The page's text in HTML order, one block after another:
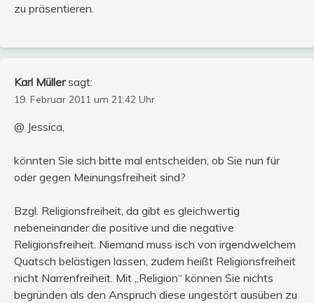
zu präsentieren.
Karl Müller sagt:
19. Februar 2011 um 21:42 Uhr
@ Jessica,
könnten Sie sich bitte mal entscheiden, ob Sie nun für
oder gegen Meinungsfreiheit sind?
Bzgl. Religionsfreiheit, da gibt es gleichwertig
nebeneinander die positive und die negative
Religionsfreiheit. Niemand muss isch von irgendwelchem
Quatsch belästigen lassen, zudem heißt Religionsfreiheit
nicht Narrenfreiheit. Mit „Religion“ können Sie nichts
begründen als den Anspruch diese ungestört ausüben zu